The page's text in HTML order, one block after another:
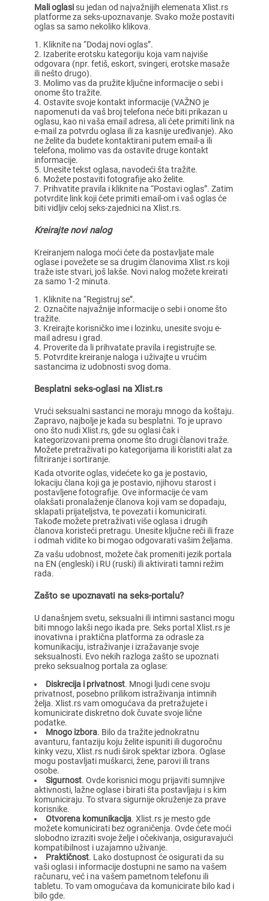
Mali oglasisu jedan od najvažnijih elemenata Xlist.rs
platforme za seks-upoznavanje. Svako može postaviti
oglas sa samo nekoliko klikova.
Kliknite na “Dodaj novi oglas”.
Izaberite erotsku kategoriju koja vam najviše
odgovara (npr. fetiš, eskort, svingeri, erotske masaže
ili nešto drugo).
Molimo vas da pružite ključne informacije o sebi i
onome što tražite.
Ostavite svoje kontakt informacije (VAŽNO je
napomenuti da vaš broj telefona neće biti prikazan u
oglasu, kao ni vaša email adresa, ali ćete primiti link na
e-mail za potvrdu oglasa ili za kasnije uređivanje). Ako
ne želite da budete kontaktirani putem email-a ili
telefona, molimo vas da ostavite druge kontakt
informacije.
Unesite tekst oglasa, navodeći šta tražite.
Možete postaviti fotografije ako želite.
Prihvatite pravila i kliknite na “Postavi oglas”. Zatim
potvrdite link koji ćete primiti email-om i vaš oglas će
biti vidljiv celoj seks-zajednici na Xlist.rs.
Kreirajte novi nalog
Kreiranjem naloga moći ćete da postavljate male
oglase i povežete se sa drugim članovima Xlist.rs koji
traže iste stvari, još lakše. Novi nalog možete kreirati
za samo 1-2 minuta.
Kliknite na “Registruj se”.
Označite najvažnije informacije o sebi i onome što
tražite.
Kreirajte korisničko ime i lozinku, unesite svoju e-
mail adresu i grad.
Proverite da li prihvatate pravila i registrujte se.
Potvrdite kreiranje naloga i uživajte u vrućim
sastancima iz udobnosti svog doma.
Besplatni seks-oglasi na Xlist.rs
Vrući seksualni sastanci ne moraju mnogo da koštaju.
Zapravo, najbolje je kada su besplatni. To je upravo
ono što nudi Xlist.rs, gde su oglasi čak i
kategorizovani prema onome što drugi članovi traže.
Možete pretraživati po kategorijama ili koristiti alat za
filtriranje i sortiranje.
Kada otvorite oglas, videćete ko ga je postavio,
lokaciju člana koji ga je postavio, njihovu starost i
postavljene fotografije. Ove informacije će vam
olakšati pronalaženje članova koji vam se dopadaju,
sklapati prijateljstva, te povezati i komunicirati.
Takođe možete pretraživati više oglasa i drugih
članova koristeći pretragu. Unesite ključne reči ili fraze
i odmah vidite ko bi mogao odgovarati vašim željama.
Za vašu udobnost, možete čak promeniti jezik portala
na EN (engleski) i RU (ruski) ili aktivirati tamni režim
rada.
Zašto se upoznavati na seks-portalu?
U današnjem svetu, seksualni ili intimni sastanci mogu
biti mnogo lakši nego ikada pre. Seks portal Xlist.rs je
inovativna i praktična platforma za odrasle za
komunikaciju, istraživanje i izražavanje svoje
seksualnosti. Evo nekih razloga zašto se upoznati
preko seksualnog portala za oglase:
Diskrecija i privatnost. Mnogi ljudi cene svoju
privatnost, posebno prilikom istraživanja intimnih
želja. Xlist.rs vam omogućava da pretražujete i
komunicirate diskretno dok čuvate svoje lične
podatke.
Mnogo izbora. Bilo da tražite jednokratnu
avanturu, fantaziju koju želite ispuniti ili dugoročnu
kinky vezu, Xlist.rs nudi širok spektar izbora. Oglase
mogu postavljati muškarci, žene, parovi ili trans
osobe.
Sigurnost. Ovde korisnici mogu prijaviti sumnjive
aktivnosti, lažne oglase i birati šta postavljaju i s kim
komuniciraju. To stvara sigurnije okruženje za prave
korisnike.
Otvorena komunikacija. Xlist.rs je mesto gde
možete komunicirati bez ograničenja. Ovde ćete moći
slobodno izraziti svoje želje i očekivanja, osiguravajući
kompatibilnost i uzajamno uživanje.
Praktičnost. Lako dostupnost će osigurati da su
vaši oglasi i informacije dostupni ne samo na vašem
računaru, već i na vašem pametnom telefonu ili
tabletu. To vam omogućava da komunicirate bilo kad i
bilo gde.